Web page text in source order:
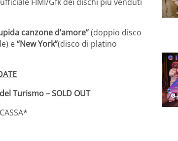
canzone d’amore”(doppio disco
e“New York”(disco di platino
del Turismo –SOLD OUT